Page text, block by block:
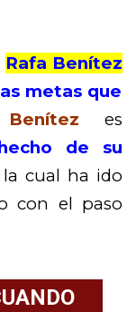
Rafa Benítez
metas que
es
de su
la cual ha ido
con el paso